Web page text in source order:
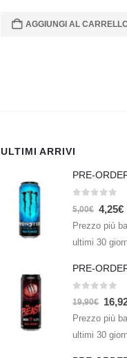
AGGIUNGI AL
ULTIMI ARRIVI
5,00€ 4,25€
Prezzo più
ultimi 30
19,90€
Prezzo più
ultimi 30